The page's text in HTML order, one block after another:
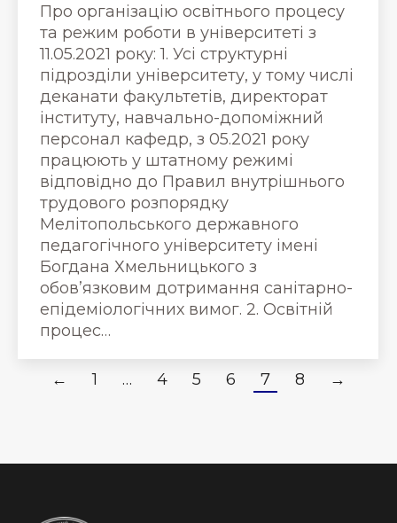
Про організацію освітнього процесу
та режим роботи в університеті з
11.05.2021 року: 1. Усі структурні
підрозділи університету, у тому числі
деканати факультетів, директорат
інституту, навчально-допоміжний
персонал кафедр, з 05.2021 року
працюють у штатному режимі
відповідно до Правил внутрішнього
трудового розпорядку
Мелітопольського державного
педагогічного університету імені
Богдана Хмельницького з
обов’язковим дотримання санітарно-
епідеміологічних вимог. 2. Освітній
процес…
← 1 … 4 5 6 7 8 →